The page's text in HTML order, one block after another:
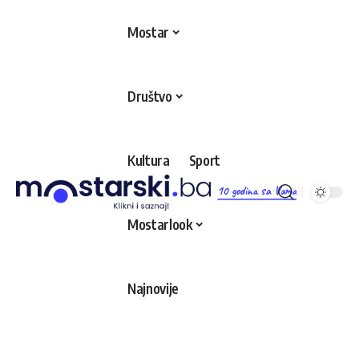
10 godina sa Vama
Mostar
Društvo
Kultura Sport
Mostarlook
Najnovije